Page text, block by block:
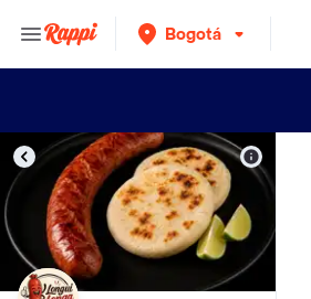
Bogotá